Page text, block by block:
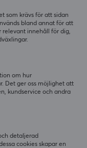
V2 X
- Quartz
som krävs för att sidan
bland annat för att
relevant innehåll för dig,
om hur
Det ger oss möjlighet att
kundservice och andra
detaljerad
cookies skapar en